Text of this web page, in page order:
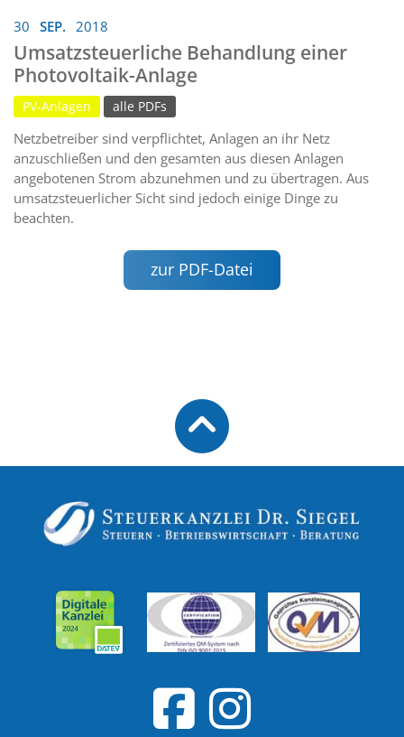
30 SEP. 2018
Umsatzsteuerliche Behandlung einer
Photovoltaik-Anlage
PV-Anlagen alle PDFs
Netzbetreiber sind verpflichtet, Anlagen an ihr Netz
anzuschließen und den gesamten aus diesen Anlagen
angebotenen Strom abzunehmen und zu übertragen. Aus
umsatzsteuerlicher Sicht sind jedoch einige Dinge zu
beachten.
zur PDF-Datei